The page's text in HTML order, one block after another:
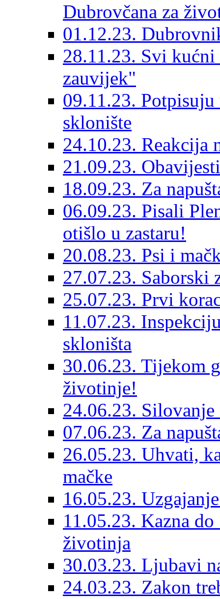
Dubrovčana za
01.12.23.
28.11.23. Svi
zauvijek"
09.11.23. Potpisuju
sklonište
24.10.23. Reakcija
21.09.23.
18.09.23. Za
06.09.23. Pisali
otišlo u zastaru!
20.08.23. Psi i
27.07.23. Saborski
25.07.23. Prvi
11.07.23.
skloništa
30.06.23. Tijekom
životinje!
24.06.23.
07.06.23. Za
26.05.23. Uhvati,
mačke
16.05.23.
11.05.23. Kazna
životinja
30.03.23. Ljubavi
24.03.23. Zakon